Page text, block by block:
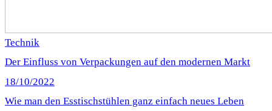
Technik
Der Einfluss von Verpackungen auf den modernen Markt
18/10/2022
Wie man den Esstischstühlen ganz einfach neues Leben